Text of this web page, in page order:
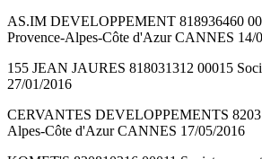
AS.IM DEVELOPPEMENT 818936460
Provence-Alpes-Côte d'Azur CANNES 14/
155 JEAN JAURES 818031312 00015
27/01/2016
CERVANTES DEVELOPPEMENTS
Alpes-Côte d'Azur CANNES 17/05/2016